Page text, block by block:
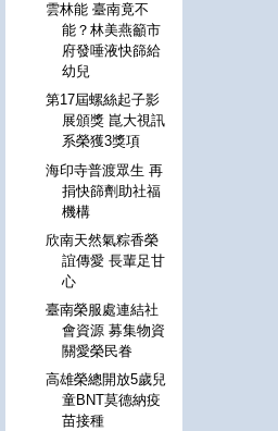
雲林能 臺南竟不
能？林美燕籲市
府發唾液快篩給
幼兒
第17屆螺絲起子影
展頒獎 崑大視訊
系榮獲3獎項
海印寺普渡眾生 再
捐快篩劑助社福
機構
欣南天然氣粽香榮
誼傳愛 長輩足甘
心
臺南榮服處連結社
會資源 募集物資
關愛榮民眷
高雄榮總開放5歲兒
童BNT莫德納疫
苗接種